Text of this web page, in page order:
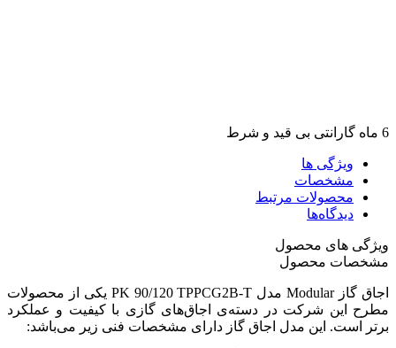
6 ماه گارانتی بی قید و شرط
ویژگی ها
مشخصات
محصولات مرتبط
دیدگاه‌ها
ویژگی های محصول
مشخصات محصول
اجاق گاز Modular مدل PK 90/120 TPPCG2B-T یکی از محصولات
مطرح این شرکت در دسته‌ی اجاق‌های گازی با کیفیت و عملکرد
برتر است. این مدل اجاق گاز دارای مشخصات فنی زیر می‌باشد: